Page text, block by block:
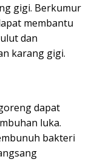
gigi. Berkumur
membantu
dan
karang gigi.
dapat
luka.
bakteri